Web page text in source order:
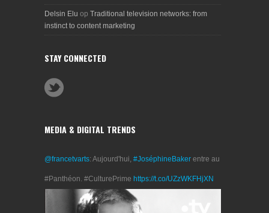
Delsin Elu op Traditional television networks: from
instinct to content marketing
STAY CONNECTED
MEDIA & DIGITAL TRENDS
@francetvarts: Aujourd'hui, #JoséphineBaker entre au
#Panthéon. #CulturePrime https://t.co/UZzWKFHjXN